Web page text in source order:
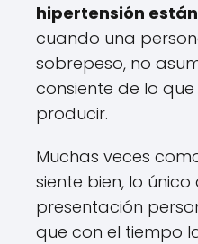
hipertensión
cuando una
sobrepeso, no
consiente de lo
producir.
Muchas veces
siente bien, lo
presentación
que con el tiempo